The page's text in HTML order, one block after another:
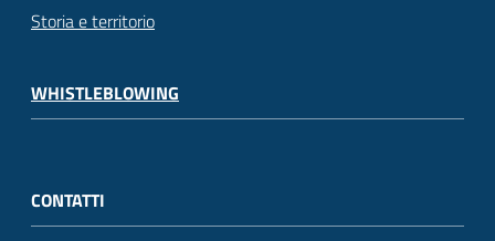
Storia e territorio
WHISTLEBLOWING
CONTATTI